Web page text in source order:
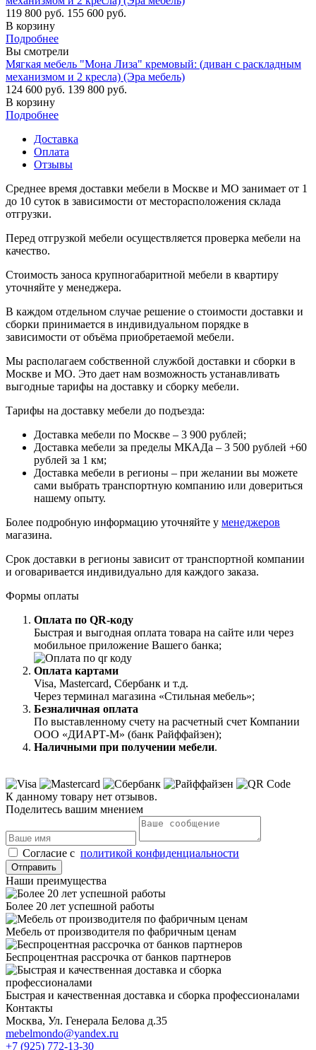
119 800 руб. 155 600 руб.
В корзину
Подробнее
Вы смотрели
Мягкая мебель "Мона Лиза" кремовый: (диван с раскладным
механизмом и 2 кресла) (Эра мебель)
124 600 руб. 139 800 руб.
В корзину
Подробнее
Доставка
Оплата
Отзывы
Среднее время доставки мебели в Москве и МО занимает от 1
до 10 суток в зависимости от месторасположения склада
отгрузки.
Перед отгрузкой мебели осуществляется проверка мебели на
качество.
Стоимость заноса крупногабаритной мебели в квартиру
уточняйте у менеджера.
В каждом отдельном случае решение о стоимости доставки и
сборки принимается в индивидуальном порядке в
зависимости от объёма приобретаемой мебели.
Мы располагаем собственной службой доставки и сборки в
Москве и МО. Это дает нам возможность устанавливать
выгодные тарифы на доставку и сборку мебели.
Тарифы на доставку мебели до подъезда:
Доставка мебели по Москве – 3 900 рублей;
Доставка мебели за пределы МКАДа – 3 500 рублей +60
рублей за 1 км;
Доставка мебели в регионы – при желании вы можете
сами выбрать транспортную компанию или довериться
нашему опыту.
Более подробную информацию уточняйте у менеджеров
магазина.
Срок доставки в регионы зависит от транспортной компании
и оговаривается индивидуально для каждого заказа.
Формы оплаты
Оплата по QR-коду
Быстрая и выгодная оплата товара на сайте или через
мобильное приложение Вашего банка;
Оплата картами
Visa, Mastercard, Сбербанк и т.д.
Через терминал магазина «Стильная мебель»;
Безналичная оплата
По выставленному счету на расчетный счет Компании
ООО «ДИАРТ-М» (банк Райффайзен);
Наличными при получении мебели.
К данному товару нет отзывов.
Поделитесь вашим мнением
Cогласие с политикой конфиденциальности
Отправить
Наши преимущества
Более 20 лет успешной работы
Мебель от производителя по фабричным ценам
Беспроцентная рассрочка от банков партнеров
Быстрая и качественная доставка и сборка профессионалами
Контакты
Москва, Ул. Генерала Белова д.35
mebelmondo@yandex.ru
+7 (925) 772-13-30